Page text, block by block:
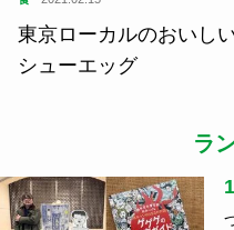
東京ローカルのおいし
シューエッグ
ラ
1